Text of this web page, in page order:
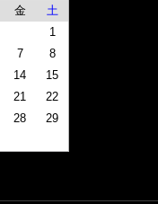
金
土
1
7
8
14
15
21
22
28
29